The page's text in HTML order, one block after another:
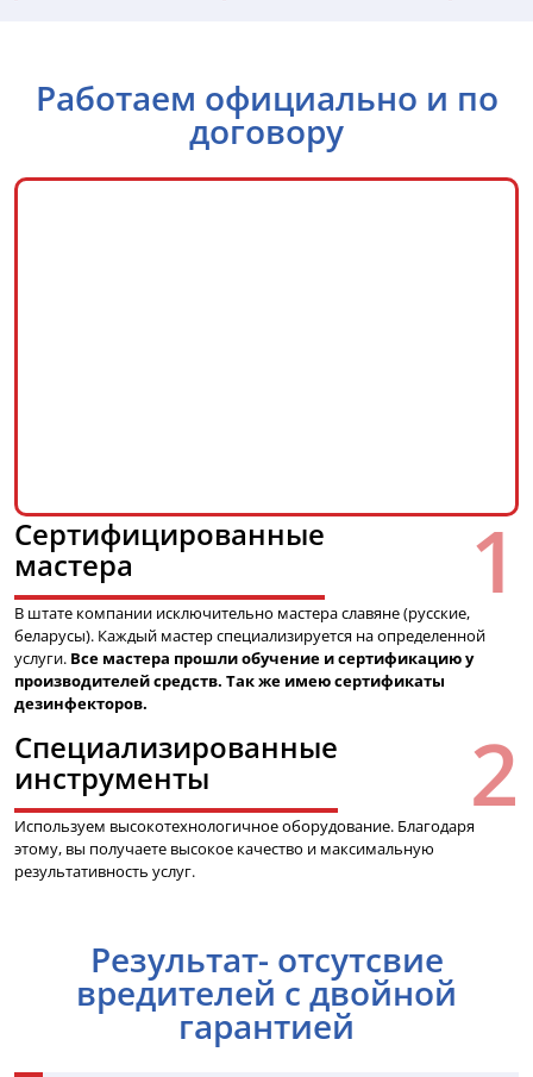
Работаем официально и по
договору
Сертифицированные
мастера
В штате компании исключительно мастера славяне (русские,
беларусы). Каждый мастер специализируется на определенной
услуги. Все мастера прошли обучение и сертификацию у
производителей средств. Так же имею сертификаты
дезинфекторов.
Специализированные
инструменты
Используем высокотехнологичное оборудование. Благодаря
этому, вы получаете высокое качество и максимальную
результативность услуг.
Результат- отсутсвие
вредителей с двойной
гарантией